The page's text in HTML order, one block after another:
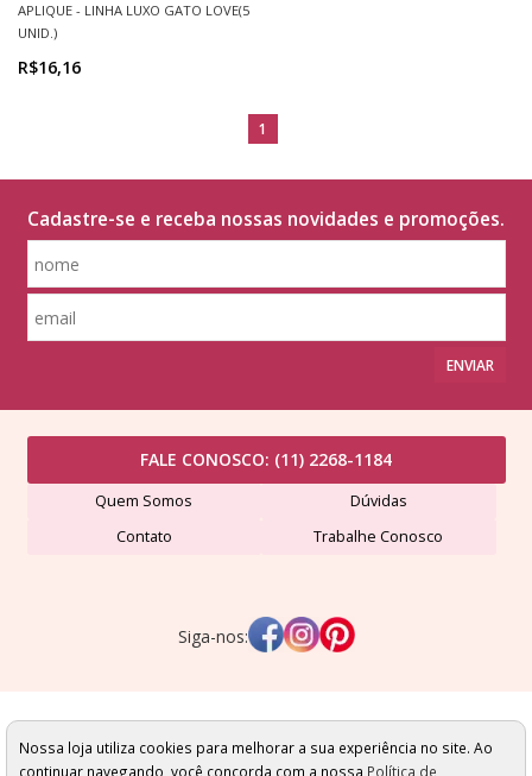
APLIQUE - LINHA LUXO GATO LOVE(5
UNID.)
R$16,16
1
Cadastre-se e receba nossas novidades e promoções.
ENVIAR
FALE CONOSCO: (11) 2268-1184
Quem Somos
Dúvidas
Contato
Trabalhe Conosco
Siga-nos:
Lã Formosa Comércio de Fios Ltda - CNPJ: 507491420001-24
Av. Dr. Eduardo Cotching, 689 - Vila Formosa - São Paulo/SP - Cep: 03356-000
Todas as condições comerciais apresentadas estão sujeitas a alteração sem
Nossa loja utiliza cookies para melhorar a sua experiência no site. Ao
continuar navegando, você concorda com a nossa Política de